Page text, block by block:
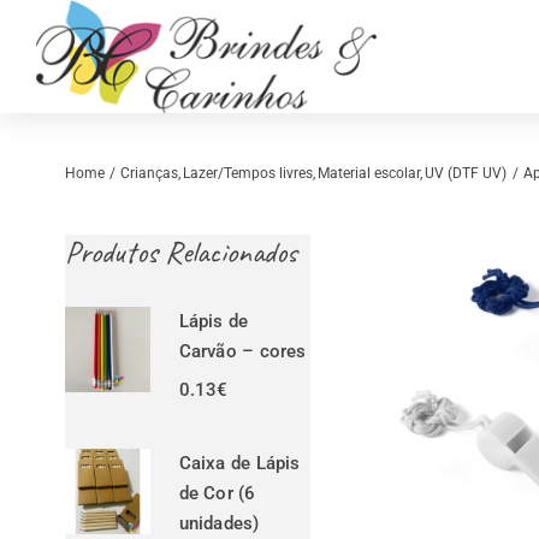
content
Costura
Home Crianças Lazer/Tempos livres Material escolar UV (DTF UV)
Produtos Relacionados
Lápis de
Carvão – cores
0.13€
Caixa de Lápis
de Cor (6
unidades)